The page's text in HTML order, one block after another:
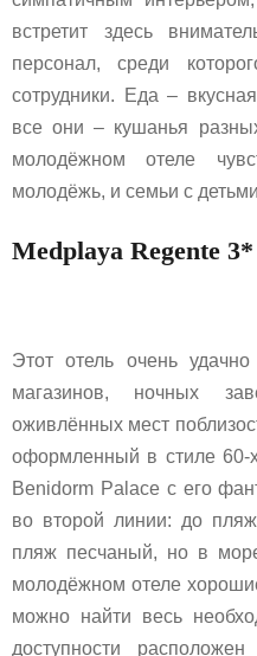
встретит здесь
персонал, среди
сотрудники. Еда –
все они – кушанья
молодёжном отеле
молодёжь, и семьи с
Medplaya Regente 3*
Этот отель очень
магазинов, ночных
оживлённых мест
оформленный в стиле 60-
Benidorm Palace с его
во второй линии: до
пляж песчаный, но в
молодёжном отеле
можно найти весь
доступности